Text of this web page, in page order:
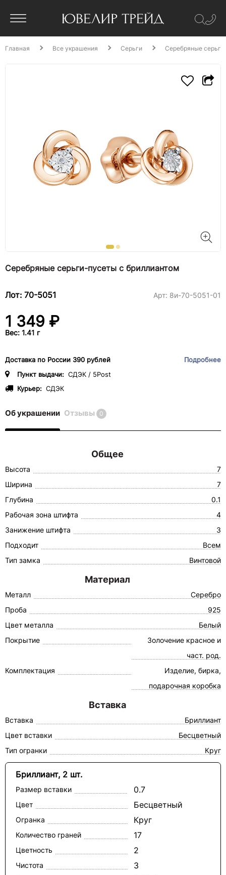
Главная Все украшения Серьги Серебряные
Серебряные серьги-пусеты с бриллиантом
Лот: 70-5051 Арт: 8и-70-5051-01
1 349 ₽
Вес: 1.41 г
Доставка по России 390 рублей
Подробнее
Пункт выдачи: СДЭК / 5Post
Курьер: СДЭК
Об украшении Отзывы 0
Общее
Высота
7
Ширина
7
Глубина
0.1
Рабочая зона штифта
4
Занижение штифта
3
Подходит
Всем
Тип замка
Винтовой
Материал
Металл
Серебро
Проба
925
Цвет металла
Белый
Покрытие
Золочение красное и
част. род.
Комплектация
Изделие, бирка,
подарочная коробка
Вставка
Вставка
Бриллиант
Цвет вставки
Бесцветный
Тип огранки
Круг
Бриллиант, 2 шт.
Размер вставки 0.7
Цвет Бесцветный
Огранка Круг
Количество граней 17
Цветность 2
Чистота 3